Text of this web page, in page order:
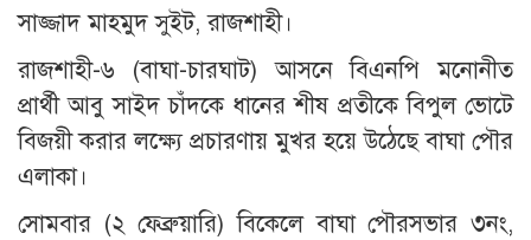
সাজ্জাদ মাহমুদ সুইট, রাজশাহী।
রাজশাহী-৬ (বাঘা-চারঘাট) আসনে বিএনপি মনোনীত
প্রার্থী আবু সাইদ চাঁদকে ধানের শীষ প্রতীকে বিপুল ভোটে
বিজয়ী করার লক্ষ্যে প্রচারণায় মুখর হয়ে উঠেছে বাঘা পৌর
এলাকা।
সোমবার (২ ফেব্রুয়ারি) বিকেলে বাঘা পৌরসভার ৩নং,